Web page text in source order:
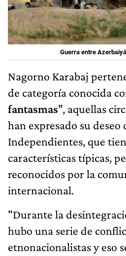
Guerra entre
Nagorno Karabaj
de categoría conocida
fantasmas", aquellas
han expresado su deseo
Independientes, que
características típicas,
reconocidos por la
internacional.
"Durante la
hubo una serie de
etnonacionalistas y eso